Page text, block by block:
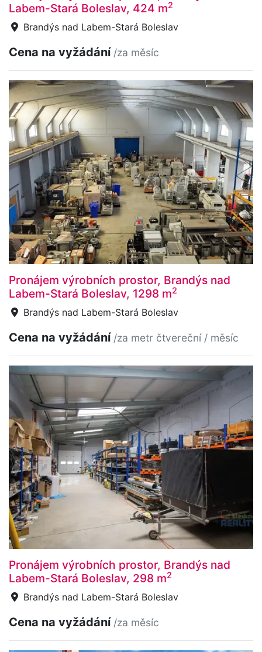
Labem-Stará Boleslav, 424 m2
Brandýs nad Labem-Stará Boleslav
Cena na vyžádání /za měsíc
Pronájem výrobních prostor, Brandýs nad
Labem-Stará Boleslav, 1298 m2
Brandýs nad Labem-Stará Boleslav
Cena na vyžádání /za metr čtvereční / měsíc
Pronájem výrobních prostor, Brandýs nad
Labem-Stará Boleslav, 298 m2
Brandýs nad Labem-Stará Boleslav
Cena na vyžádání /za měsíc